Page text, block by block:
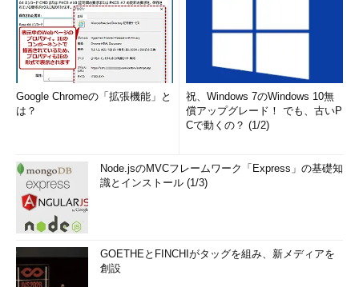
Google Chromeの「拡張機能」と
は？
祝、Windows 7のWindows 10無
償アップグレード！ でも、古いP
Cで動くの？ (1/2)
Node.jsのMVCフレームワーク「Express」の基礎知
識とインストール (1/3)
GOETHEとFINCHIがタッグを組み、新メディアを
創設